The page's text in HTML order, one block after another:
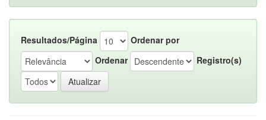
Resultados/Página
Ordenar por
Ordenar
Registro(s)